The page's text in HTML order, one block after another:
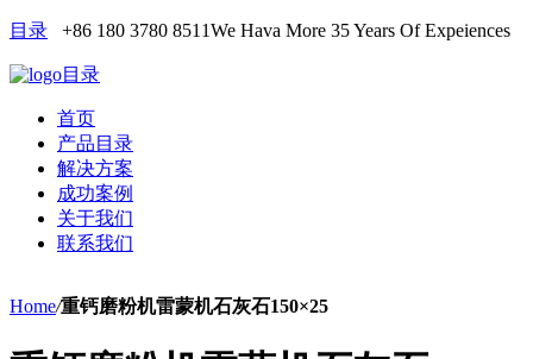
目录 +86 180 3780 8511We Hava More 35 Years Of Expeiences
目录
首页
产品目录
解决方案
成功案例
关于我们
联系我们
Home/重钙磨粉机雷蒙机石灰石150×25